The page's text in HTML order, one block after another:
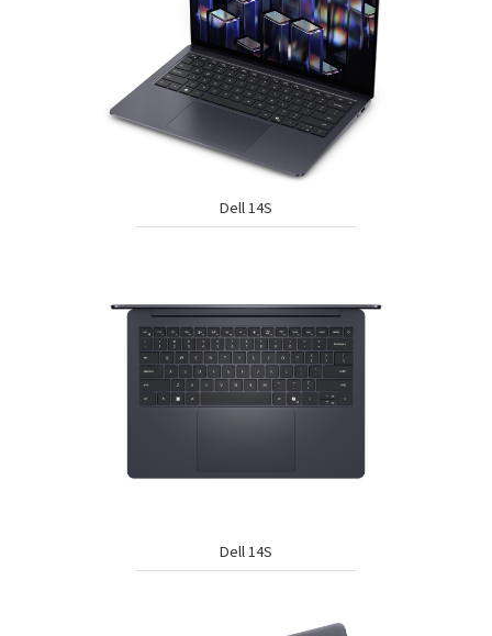
Dell 14S
Dell 14S